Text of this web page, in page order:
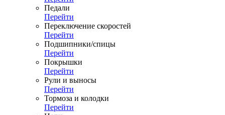
Педали
Перейти
Переключение скоростей
Перейти
Подшипники/спицы
Перейти
Покрышки
Перейти
Рули и выносы
Перейти
Тормоза и колодки
Перейти